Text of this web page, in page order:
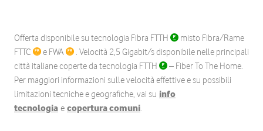
Offerta disponibile su tecnologia Fibra FTTH
misto Fibra/Rame
FTTC
e FWA
. Velocità 2,5 Gigabit/s disponibile nelle principali
città italiane coperte da tecnologia FTTH
– Fiber To The Home.
Per maggiori informazioni sulle velocità effettive e su possibili
limitazioni tecniche e geografiche, vai su info
tecnologia e copertura comuni.